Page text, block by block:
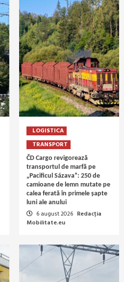
LOGISTICA
TRANSPORT
ČD Cargo revigorează
transportul de marfă pe
„Pacificul Sázava”: 250 de
camioane de lemn mutate pe
calea ferată în primele șapte
luni ale anului
6 august 2026 Redacția
Mobilitate.eu